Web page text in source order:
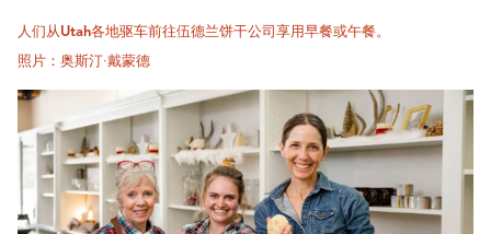
人们从Utah各地驱车前往伍德兰饼干公司享用早餐或午餐。
照片：奥斯汀·戴蒙德